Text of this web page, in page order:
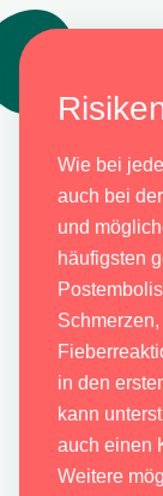
Wie bei
auch bei
und
häufigsten
in den
kann
auch einen
Weitere